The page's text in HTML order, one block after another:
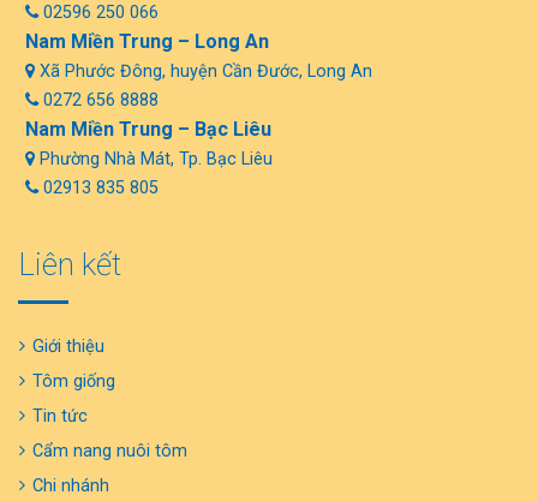
02596 250 066
Nam Miền Trung – Long An
Xã Phước Đông, huyện Cần Đước, Long An
0272 656 8888
Nam Miền Trung – Bạc Liêu
Phường Nhà Mát, Tp. Bạc Liêu
02913 835 805
Liên kết
Giới thiệu
Tôm giống
Tin tức
Cẩm nang nuôi tôm
Chi nhánh